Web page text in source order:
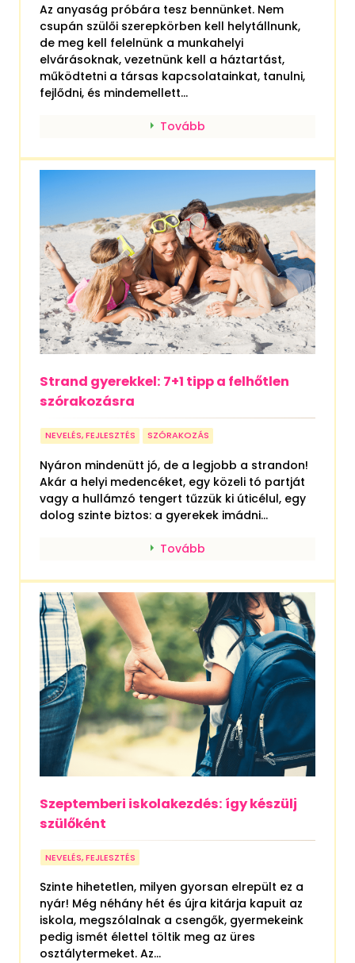
Az anyaság próbára tesz bennünket. Nem
csupán szülői szerepkörben kell helytállnunk,
de meg kell felelnünk a munkahelyi
elvárásoknak, vezetnünk kell a háztartást,
működtetni a társas kapcsolatainkat, tanulni,
fejlődni, és mindemellett...
Tovább
Strand gyerekkel: 7+1 tipp a felhőtlen
szórakozásra
NEVELÉS, FEJLESZTÉS SZÓRAKOZÁS
Nyáron mindenütt jó, de a legjobb a strandon!
Akár a helyi medencéket, egy közeli tó partját
vagy a hullámzó tengert tűzzük ki úticélul, egy
dolog szinte biztos: a gyerekek imádni...
Tovább
Szeptemberi iskolakezdés: így készülj
szülőként
NEVELÉS, FEJLESZTÉS
Szinte hihetetlen, milyen gyorsan elrepült ez a
nyár! Még néhány hét és újra kitárja kapuit az
iskola, megszólalnak a csengők, gyermekeink
pedig ismét élettel töltik meg az üres
osztálytermeket. Az...